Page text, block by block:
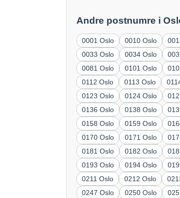
Andre postnumre i
0001 Oslo 0010 Oslo
0033 Oslo
0034 Oslo
0081 Oslo
0101 Oslo
0112 Oslo
0113 Oslo
0123 Oslo
0124 Oslo
0136 Oslo
0138 Oslo
0158 Oslo
0159 Oslo
0170 Oslo
0171 Oslo
0181 Oslo
0182 Oslo
0193 Oslo
0194 Oslo
0211 Oslo
0212 Oslo
0247 Oslo
0250 Oslo